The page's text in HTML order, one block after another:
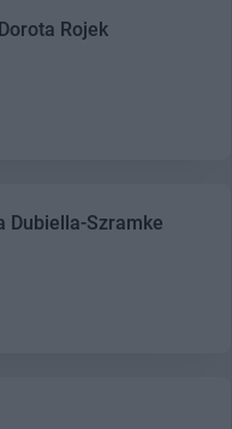
Rojek
Dubiella-Szramke